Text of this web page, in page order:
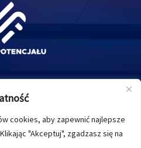
cookies, aby zapewnić najlepsze
"Akceptuj", zgadzasz się na
247 007